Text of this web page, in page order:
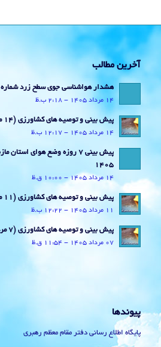
آخرین مطالب
هشدار هواشناسی جوی سطح زرد شماره 15 مورخ 14 مرداد 1405
14 مرداد 1405 - 2:18 ب.ظ
پیش بینی و توصیه های کشاورزی (14 مرداد ۱۴۰۵)
14 مرداد 1405 - 12:17 ب.ظ
1405
14 مرداد 1405 - 10:00 ق.ظ
پیش بینی و توصیه های کشاورزی (11 مرداد ۱۴۰۵)
11 مرداد 1405 - 12:22 ب.ظ
پیش بینی و توصیه های کشاورزی (7 مرداد ۱۴۰۵)
07 مرداد 1405 - 11:54 ق.ظ
پیوندها
پایگاه اطلاع رسانی دفتر مقام معظم رهبری